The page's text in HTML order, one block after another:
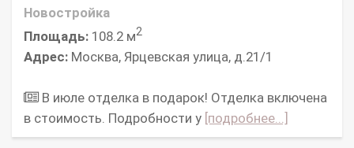
Новостройка
Площадь: 108.2 м2
Адрес: Москва, Ярцевская улица, д.21/1
В июле отделка в подарок! Отделка включена
в стоимость. Подробности у [подробнее...]